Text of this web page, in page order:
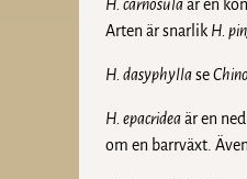
H. carnosulaär en
Arten är snarlik H.
H. dasyphyllase
H. epacrideaär en
om en barrväxt.